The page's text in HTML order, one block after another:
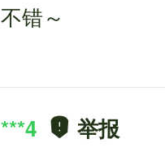
不错～
***4
举报